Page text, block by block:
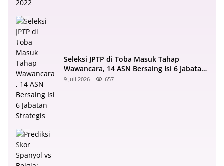
Seleksi JPTP di Toba Masuk Tahap
Wawancara, 14 ASN Bersaing Isi 6 Jabatan
Strategis
9 Juli 2026 657